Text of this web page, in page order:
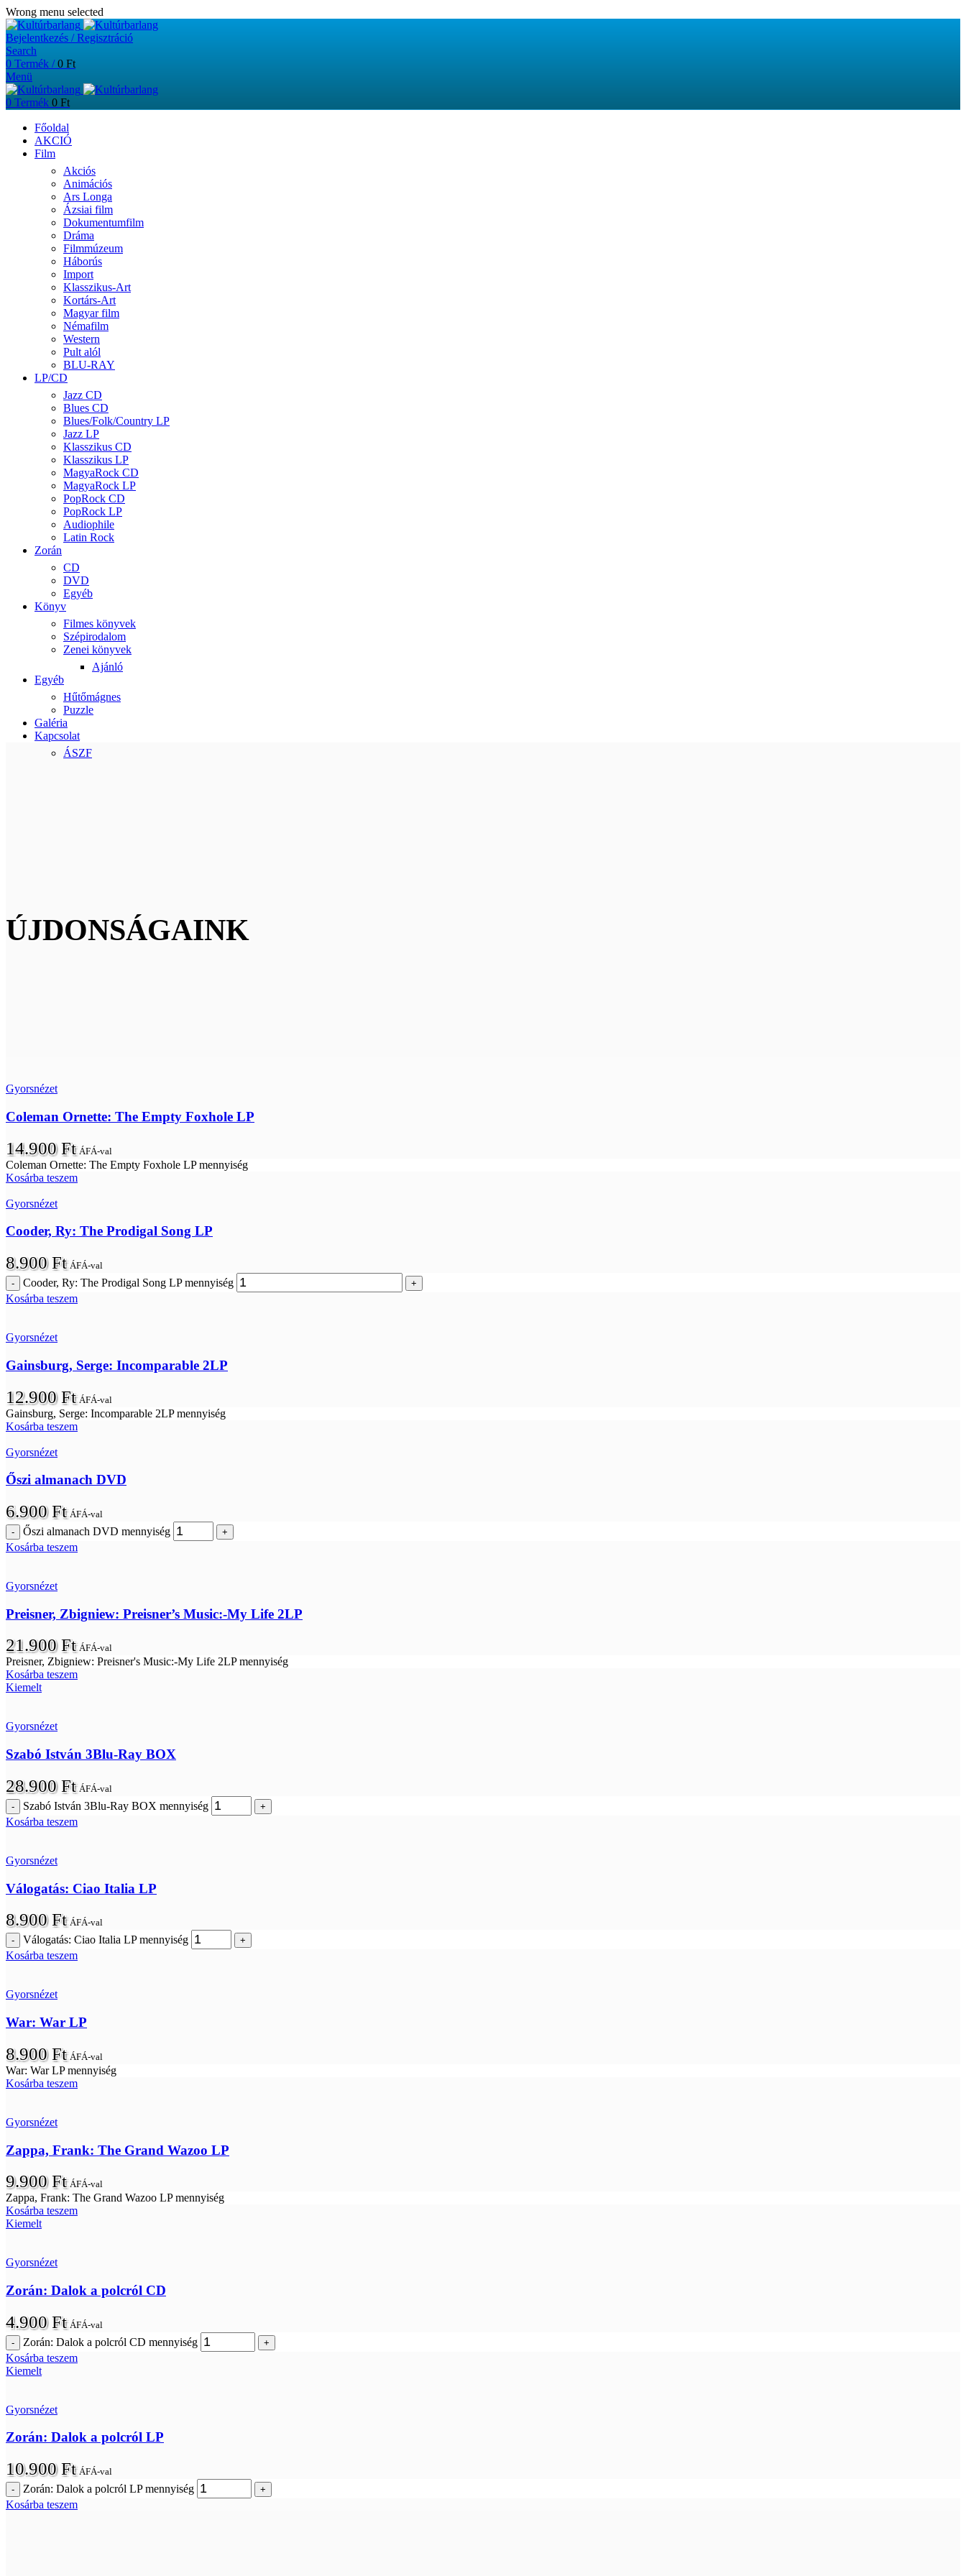
Wrong menu selected
Bejelentkezés / Regisztráció
Search
0 Termék / 0 Ft
Menü
0 Termék 0 Ft
Főoldal
AKCIÓ
Film
Akciós
Animációs
Ars Longa
Ázsiai film
Dokumentumfilm
Dráma
Filmmúzeum
Háborús
Import
Klasszikus-Art
Kortárs-Art
Magyar film
Némafilm
Western
Pult alól
BLU-RAY
LP/CD
Jazz CD
Blues CD
Blues/Folk/Country LP
Jazz LP
Klasszikus CD
Klasszikus LP
MagyaRock CD
MagyaRock LP
PopRock CD
PopRock LP
Audiophile
Latin Rock
Zorán
CD
DVD
Egyéb
Könyv
Filmes könyvek
Szépirodalom
Zenei könyvek
Ajánló
Egyéb
Hűtőmágnes
Puzzle
Galéria
Kapcsolat
ÁSZF
ÚJDONSÁGAINK
Gyorsnézet
Coleman Ornette: The Empty Foxhole LP
14.900Ft ÁFÁ-val
Coleman Ornette: The Empty Foxhole LP mennyiség
Kosárba teszem
Gyorsnézet
Cooder, Ry: The Prodigal Song LP
8.900Ft ÁFÁ-val
Cooder, Ry: The Prodigal Song LP mennyiség
Kosárba teszem
Gyorsnézet
Gainsburg, Serge: Incomparable 2LP
12.900Ft ÁFÁ-val
Gainsburg, Serge: Incomparable 2LP mennyiség
Kosárba teszem
Gyorsnézet
Őszi almanach DVD
6.900Ft ÁFÁ-val
Őszi almanach DVD mennyiség
Kosárba teszem
Gyorsnézet
Preisner, Zbigniew: Preisner’s Music:-My Life 2LP
21.900Ft ÁFÁ-val
Preisner, Zbigniew: Preisner's Music:-My Life 2LP mennyiség
Kosárba teszem
Kiemelt
Gyorsnézet
Szabó István 3Blu-Ray BOX
28.900Ft ÁFÁ-val
Szabó István 3Blu-Ray BOX mennyiség
Kosárba teszem
Gyorsnézet
Válogatás: Ciao Italia LP
8.900Ft ÁFÁ-val
Válogatás: Ciao Italia LP mennyiség
Kosárba teszem
Gyorsnézet
War: War LP
8.900Ft ÁFÁ-val
War: War LP mennyiség
Kosárba teszem
Gyorsnézet
Zappa, Frank: The Grand Wazoo LP
9.900Ft ÁFÁ-val
Zappa, Frank: The Grand Wazoo LP mennyiség
Kosárba teszem
Kiemelt
Gyorsnézet
Zorán: Dalok a polcról CD
4.900Ft ÁFÁ-val
Zorán: Dalok a polcról CD mennyiség
Kosárba teszem
Kiemelt
Gyorsnézet
Zorán: Dalok a polcról LP
10.900Ft ÁFÁ-val
Zorán: Dalok a polcról LP mennyiség
Kosárba teszem